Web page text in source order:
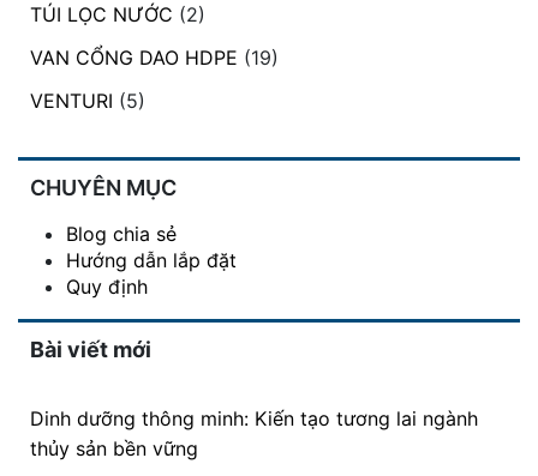
TÚI LỌC NƯỚC (2)
VAN CỔNG DAO HDPE (19)
VENTURI (5)
CHUYÊN MỤC
Blog chia sẻ
Hướng dẫn lắp đặt
Quy định
Bài viết mới
Dinh dưỡng thông minh: Kiến tạo tương lai ngành
thủy sản bền vững